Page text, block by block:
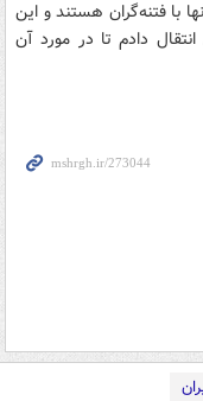
با فتنه‌گران هستند و این
دادم تا در مورد آن